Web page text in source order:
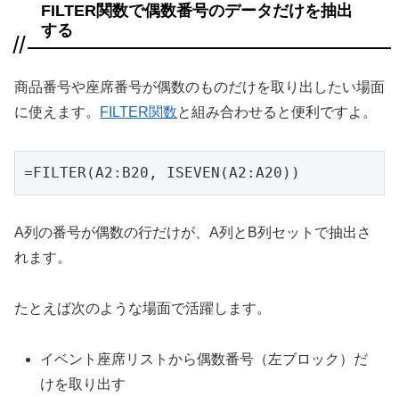
FILTER関数で偶数番号のデータだけを抽出
する
商品番号や座席番号が偶数のものだけを取り出したい場面
に使えます。
FILTER関数と組み合わせると便利ですよ。
=FILTER(A2:B20, ISEVEN(A2:A20))
A列の番号が偶数の行だけが、A列とB列セットで抽出さ
れます。
たとえば次のような場面で活躍します。
イベント座席リストから偶数番号（左ブロック）だ
けを取り出す